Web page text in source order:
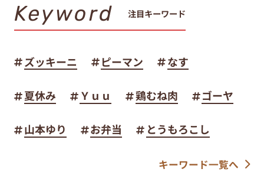
Keyword 注目キーワード
ズッキーニ ピーマン なす
夏休み Ｙｕｕ 鶏むね肉 ゴーヤ
山本ゆり お弁当 とうもろこし
キーワード一覧へ